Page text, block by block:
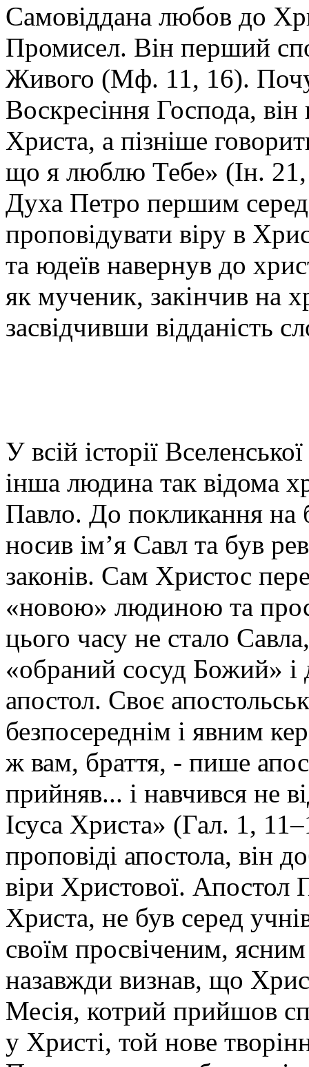
Самовіддана любов до
Промисел. Він перший
Живого (Мф. 11, 16).
Воскресіння Господа,
Христа, а пізніше
що я люблю Тебе» (Ін. 21,
Духа Петро першим серед
проповідувати віру в
та юдеїв навернув до
як мученик, закінчив на
засвідчивши відданість
У всій історії
інша людина так відома
Павло. До покликання на
носив ім’я Савл та був
законів. Сам Христос
«новою» людиною та
цього часу не стало
«обраний сосуд Божий»
апостол. Своє
безпосереднім і явним
ж вам, браття, - пише
прийняв... і навчився не
Ісуса Христа» (Гал. 1,
проповіді апостола, він
віри Христової. Апостол
Христа, не був серед
своїм просвіченим,
назавжди визнав, що
Месія, котрий прийшов
у Христі, той нове